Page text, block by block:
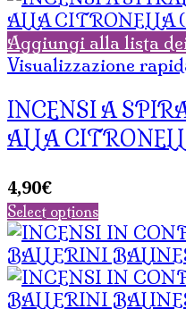
Aggiungi alla lista
Visualizzazione
INCENSI A
ALLA
4,90€
Select options